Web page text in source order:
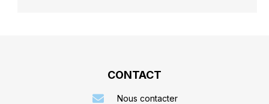
CONTACT
Nous contacter